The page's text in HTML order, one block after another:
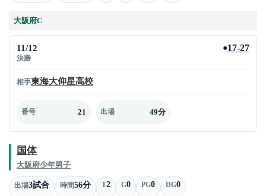
大阪府C
11/12
決勝
●17-27
相手東海大仰星高校
番号 21 出場 49分
国体
大阪府少年男子
出場3試合 時間56分 T2 G0 PG0 DG0